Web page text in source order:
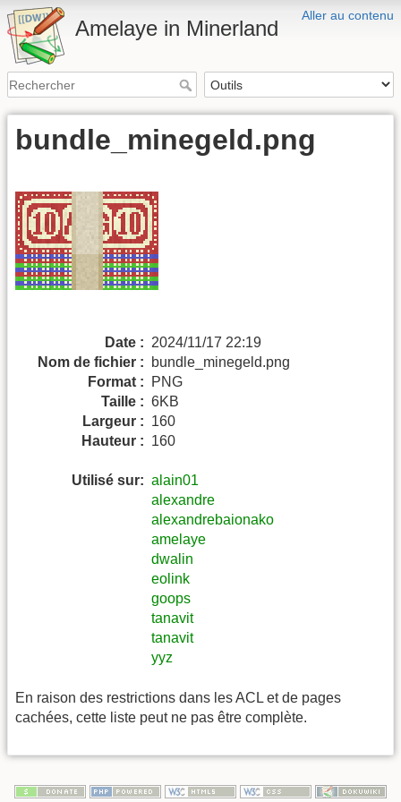
Aller au contenu
Amelaye in Minerland
bundle_minegeld.png
Date : 2024/11/17 22:19
Nom de fichier :
bundle_minegeld.png
Format :
PNG
Taille : 6KB
Largeur : 160
Hauteur : 160
Utilisé sur: alain01
alexandre
alexandrebaionako
amelaye
dwalin
eolink
goops
tanavit
tanavit
yyz
En raison des restrictions dans les ACL et de pages
cachées, cette liste peut ne pas être complète.